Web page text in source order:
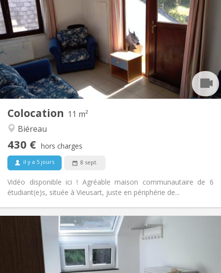
Colocation 11 m²
Biéreau
430 € hors charges
il y a 5 jours 8 sept.
Vidéo disponible ici ! Agréable maison communautaire de 6
étudiant(e)s, située à Vieusart, juste en périphérie de...
Loyer:
430 €
Charges:
100 €
Durée:
12 mois
Domiciliation:
Acceptée
Aménagement
Salle de bain:
Commune
Cuisine:
Commune
Superficie:
11 m
2
Pièces privées:
Infos Pratiques
12 mois, 11 mois, 10 mois
Domiciliation:
Non